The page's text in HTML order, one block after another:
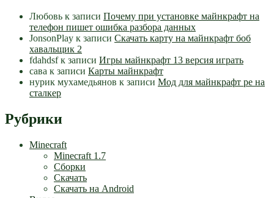
Любовь к записи Почему при установке майнкрафт на
телефон пишет ошибка разбора данных
JonsonPlay к записи Скачать карту на майнкрафт боб
хавальщик 2
fdahdsfк записи Игры майнкрафт 13 версия играть
сава к записи Карты майнкрафт
нурик мухамедьянов к записи Мод для майнкрафт pe на
сталкер
Рубрики
Minecraft
Minecraft 1.7
Сборки
Скачать
Скачать на Android